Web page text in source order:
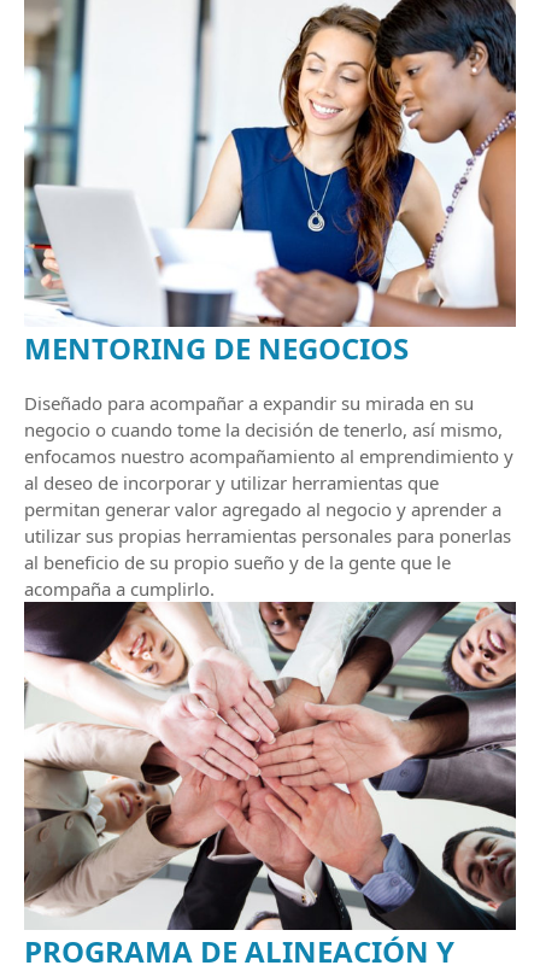
MENTORING DE NEGOCIOS
Diseñado para acompañar a expandir su mirada en su
negocio o cuando tome la decisión de tenerlo, así mismo,
enfocamos nuestro acompañamiento al emprendimiento y
al deseo de incorporar y utilizar herramientas que
permitan generar valor agregado al negocio y aprender a
utilizar sus propias herramientas personales para ponerlas
al beneficio de su propio sueño y de la gente que le
acompaña a cumplirlo.
PROGRAMA DE ALINEACIÓN Y